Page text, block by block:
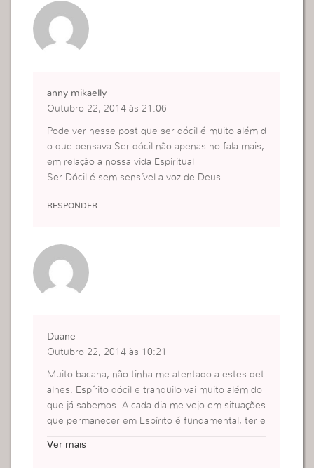
anny mikaelly
Outubro 22, 2014 às 21:06
Pode ver nesse post que ser dócil é muito além d
o que pensava.Ser dócil não apenas no fala mais,
em relação a nossa vida Espiritual
Ser Dócil é sem sensível a voz de Deus.
RESPONDER
Duane
Outubro 22, 2014 às 10:21
Muito bacana, não tinha me atentado a estes det
alhes. Espírito dócil e tranquilo vai muito além do
que já sabemos. A cada dia me vejo em situações
que permanecer em Espírito é fundamental, ter e
Ver mais